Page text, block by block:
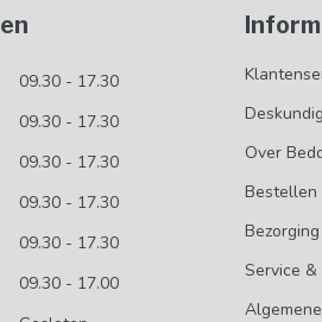
09.30 - 17.30
09.30 - 17.30
09.30 - 17.30
09.30 - 17.30
09.30 - 17.30
09.30 - 17.00
Over
Bestellen
Service